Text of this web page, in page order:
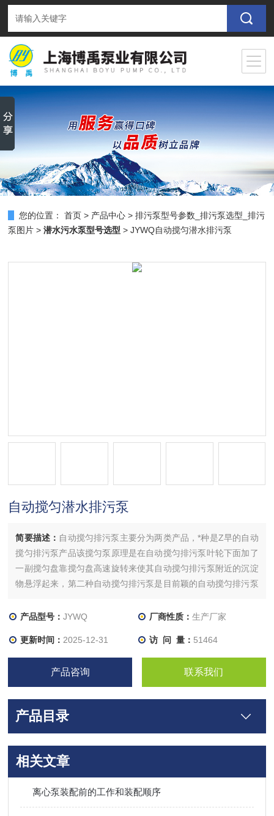
您的位置： 首页 > 产品中心 >排污泵型号参数_排污泵选型_排污
泵图片 >潜水污水泵型号选型 > JYWQ自动搅匀潜水排污泵
自动搅匀潜水排污泵
简要描述： 自动搅匀排污泵主要分为两类产品，*种是Z早的自动
搅匀排污泵产品该搅匀泵原理是在自动搅匀排污泵叶轮下面加了
一副搅匀盘靠搅匀盘高速旋转来使其自动搅匀排污泵附近的沉淀
物悬浮起来，第二种自动搅匀排污泵是目前颖的自动搅匀排污泵
洗喷嘴用搅匀泵自身输送液体来搅匀自动搅匀排污泵附近的沉淀
产品型号：JYWQ 厂商性质： 生产厂家
更新时间： 2025-12-31 访 问 量： 51464
产品咨询 联系我们
产品目录
相关文章
离心泵装配前的工作和装配顺序